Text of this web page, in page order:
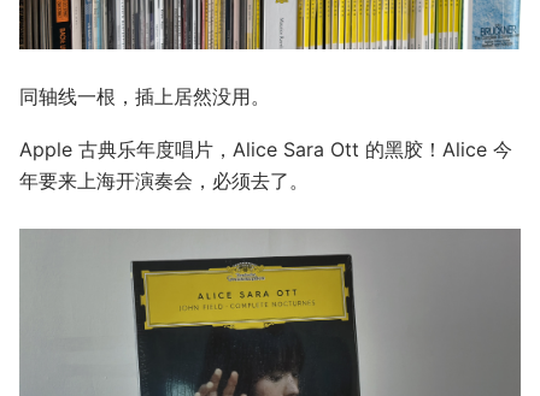
同轴线一根，插上居然没用。
Apple 古典乐年度唱片，Alice Sara Ott 的黑胶！Alice 今
年要来上海开演奏会，必须去了。